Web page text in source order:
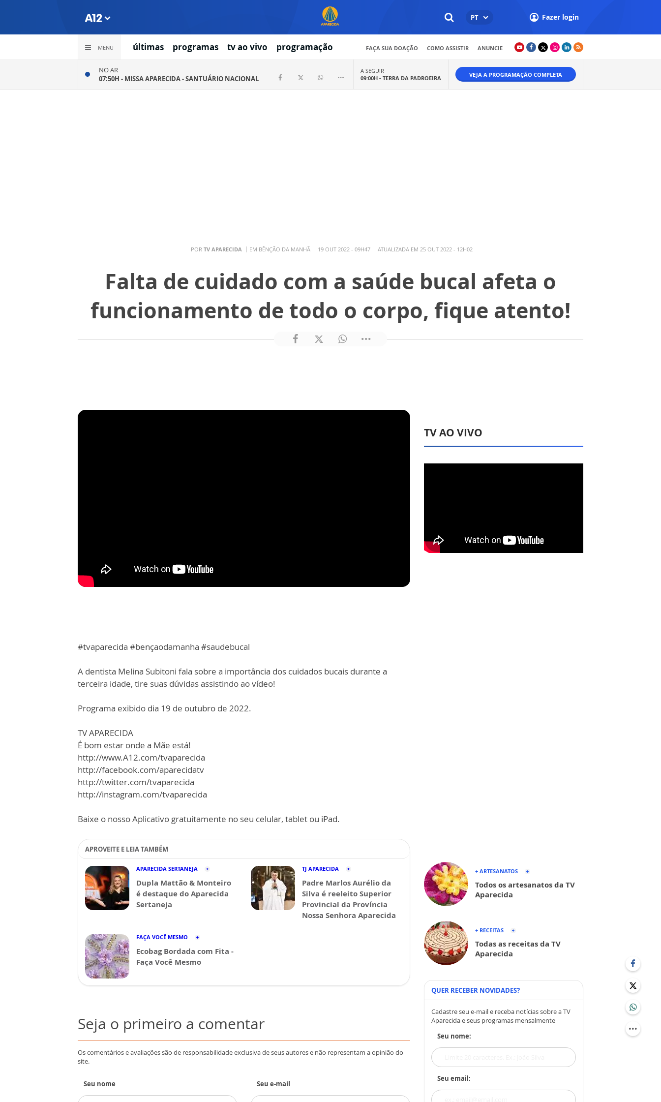
PT Fazer login
MENU últimas programas tv ao vivo programação FAÇA SUA DOAÇÃO COMO ASSISTIR ANUNCIE
NO AR
07:50H - MISSA APARECIDA - SANTUÁRIO NACIONAL
A SEGUIR
09:00H - TERRA DA PADROEIRA VEJA A PROGRAMAÇÃO COMPLETA
POR TV APARECIDA EM BÊNÇÃO DA MANHÃ 19 OUT 2022 - 09H47 ATUALIZADA EM 25 OUT 2022 - 12H02
Falta de cuidado com a saúde bucal afeta o
funcionamento de todo o corpo, fique atento!
#tvaparecida #bençaodamanha #saudebucal
A dentista Melina Subitoni fala sobre a importância dos cuidados bucais durante a
terceira idade, tire suas dúvidas assistindo ao vídeo!
Programa exibido dia 19 de outubro de 2022.
TV APARECIDA
É bom estar onde a Mãe está!
http://www.A12.com/tvaparecida
http://facebook.com/aparecidatv
http://twitter.com/tvaparecida
http://instagram.com/tvaparecida
Baixe o nosso Aplicativo gratuitamente no seu celular, tablet ou iPad.
APROVEITE E LEIA TAMBÉM
APARECIDA SERTANEJA
Dupla Mattão & Monteiro
é destaque do Aparecida
Sertaneja
TJ APARECIDA
Padre Marlos Aurélio da
Silva é reeleito Superior
Provincial da Província
Nossa Senhora Aparecida
FAÇA VOCÊ MESMO
Ecobag Bordada com Fita -
Faça Você Mesmo
Seja o primeiro a comentar
Os comentários e avaliações são de responsabilidade exclusiva de seus autores e não representam a opinião do
site.
Seu nome Seu e-mail
TV AO VIVO
+ ARTESANATOS
Todos os artesanatos da TV
Aparecida
+ RECEITAS
Todas as receitas da TV
Aparecida
QUER RECEBER NOVIDADES?
Cadastre seu e-mail e receba notícias sobre a TV
Aparecida e seus programas mensalmente
Seu nome:
Seu email: